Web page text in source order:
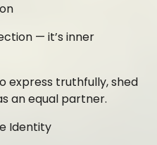
— it’s inner
express truthfully, shed
an equal partner.
Identity